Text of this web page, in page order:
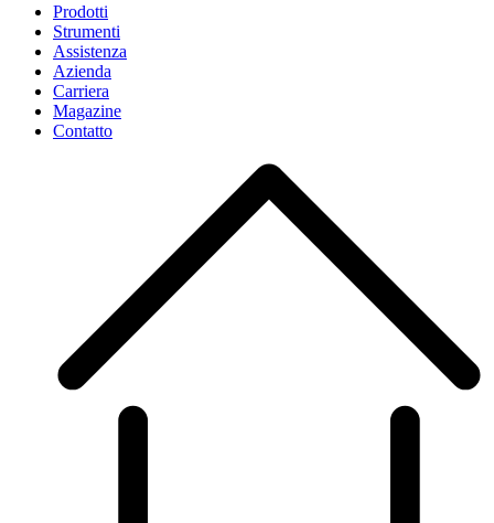
Prodotti
Strumenti
Assistenza
Azienda
Carriera
Magazine
Contatto